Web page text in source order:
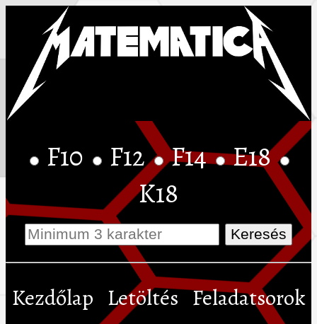
F10 F12 F14 E18
K18
Kezdőlap Letöltés Feladatsorok